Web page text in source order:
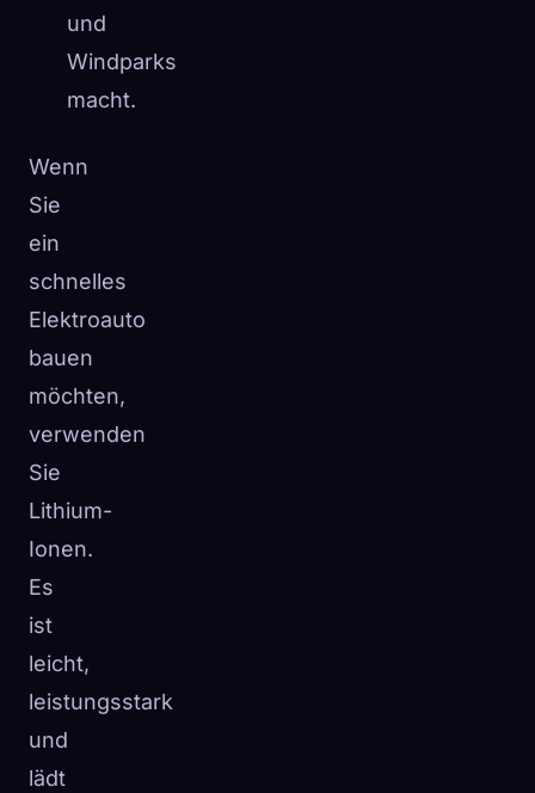
und
Windparks
macht.
Wenn
Sie
ein
schnelles
Elektroauto
bauen
möchten,
verwenden
Sie
Lithium-
Ionen.
Es
ist
leicht,
leistungsstark
und
lädt